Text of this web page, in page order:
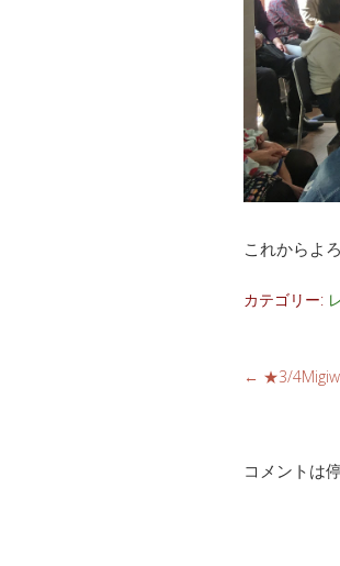
これからよ
カテゴリー:
← ★3/
コメントは